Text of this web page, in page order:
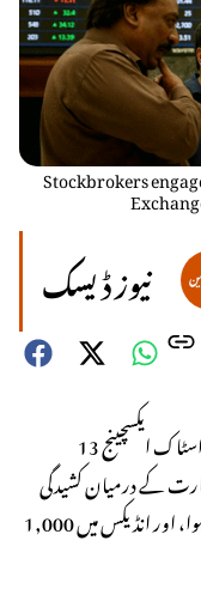
Stockbrokers
نیوز ڈیسک
13 مئی 2025 – پاکستان اسٹاک ایکسچینج (PSX) میں منگل کے روز
کے درمیان کشیدگی
میں کمی کے بعد سرمایہ کاروں کے اعتماد میں اضافہ ہوا، اور انڈیکس میں 1,000